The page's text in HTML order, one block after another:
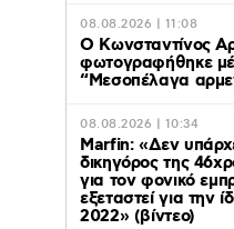
08.08.2026 | 11:08
Ο Κωνσταντίνος
φωτογραφήθηκε
“Μεσοπέλαγα
08.08.2026 | 10:34
Marfin: «Δεν
δικηγόρος της
για τον φονικό
εξεταστεί για την
2022» (βίντεο)